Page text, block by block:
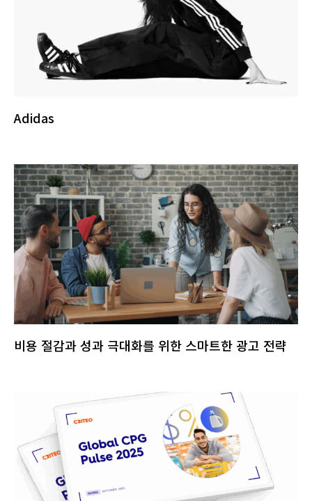
Adidas
비용 절감과 성과 극대화를 위한 스마트한 광고 전략